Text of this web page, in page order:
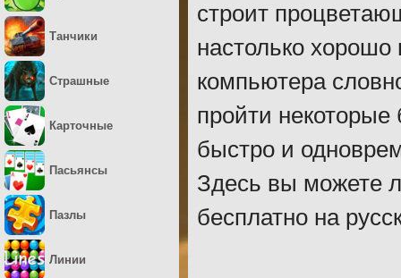
строит
настолько хорошо
компьютера
пройти некоторые
быстро и
Здесь вы можете
бесплатно на
Танчики
Страшные
Карточные
Пасьянсы
Пазлы
Линии